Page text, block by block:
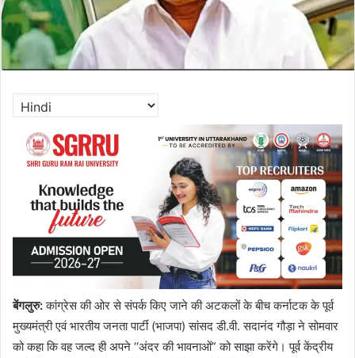
बेंगलुरु:कांग्रेस की ओर से संपर्क किए जाने की अटकलों के बीच कर्नाटक के पूर्व
मुख्यमंत्री एवं भारतीय जनता पार्टी (भाजपा) सांसद डी.वी. सदानंद गौड़ा ने सोमवार
को कहा कि वह जल्द ही अपने ‘‘अंदर की भावनाओं” को साझा करेंगे। पूर्व केंद्रीय